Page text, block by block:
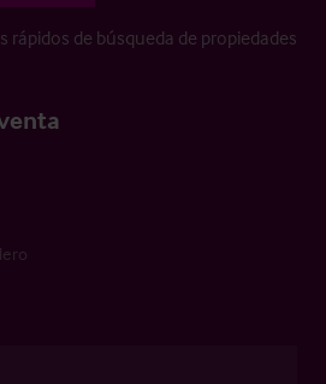
rápidos de búsqueda de propiedades